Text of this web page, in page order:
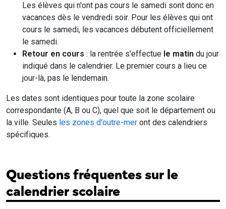
Les élèves qui n'ont pas cours le samedi sont donc en
vacances dès le vendredi soir. Pour les élèves qui ont
cours le samedi, les vacances débutent officiellement
le samedi.
Retour en cours : la rentrée s'effectue le matin du jour
indiqué dans le calendrier. Le premier cours a lieu ce
jour-là, pas le lendemain.
Les dates sont identiques pour toute la zone scolaire
correspondante (A, B ou C), quel que soit le département ou
la ville. Seules les zones d'outre-mer ont des calendriers
spécifiques.
Questions fréquentes sur le
calendrier scolaire